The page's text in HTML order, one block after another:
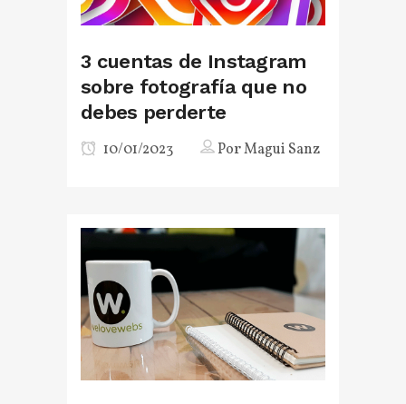
3 cuentas de Instagram
sobre fotografía que no
debes perderte
10/01/2023 PorMagui Sanz